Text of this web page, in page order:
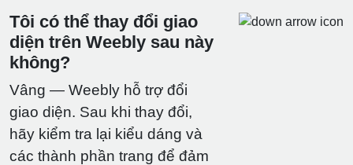
Tôi có thể thay đổi giao
diện trên Weebly sau này
không?
Vâng — Weebly hỗ trợ đổi
giao diện. Sau khi thay đổi,
hãy kiểm tra lại kiểu dáng và
các thành phần trang để đảm